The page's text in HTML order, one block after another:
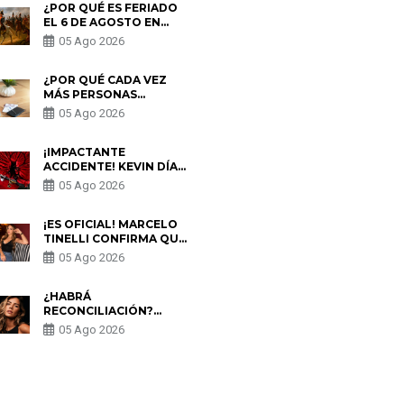
¿POR QUÉ ES FERIADO
EL 6 DE AGOSTO EN
PERÚ? ESTA ES LA
HISTORIA
05 Ago 2026
¿POR QUÉ CADA VEZ
MÁS PERSONAS
UTILIZAN UNA VPN
PARA PROTEGER SU
05 Ago 2026
¡IMPACTANTE
ACCIDENTE! KEVIN DÍAZ
CAE DESDE OCHO
METROS EN “ESTO ES
PREOCUPACIÓN
05 Ago 2026
¡ES OFICIAL! MARCELO
TINELLI CONFIRMA QUE
REGRESÓ CON MILETT
FIGUEROA: “EL AMOR
05 Ago 2026
¿HABRÁ
RECONCILIACIÓN?
MARIO HART ADMITE
QUE PODRÍA VOLVER
05 Ago 2026